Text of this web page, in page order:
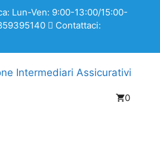
Lun-Ven: 9:00-13:00/15:00-
Contattaci:
0